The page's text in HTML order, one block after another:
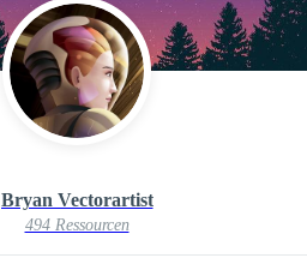
Bryan Vectorartist
494 Ressourcen